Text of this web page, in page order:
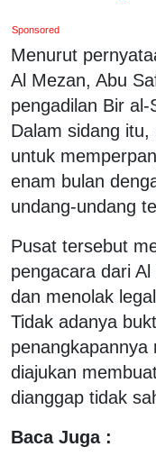
Sponsored
Menurut
Al Mezan, Abu
pengadilan Bir al-
Dalam sidang
untuk
enam bulan
undang-undang
Pusat tersebut
pengacara dari
dan menolak
Tidak adanya
penangkapannya
diajukan
dianggap tidak
Baca Juga :